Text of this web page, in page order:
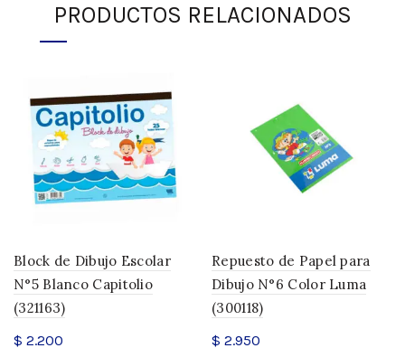
PRODUCTOS RELACIONADOS
Block de Dibujo Escolar
N°5 Blanco Capitolio
(321163)
$ 2.200
Repuesto de Papel para
Dibujo N°6 Color Luma
(300118)
$ 2.950